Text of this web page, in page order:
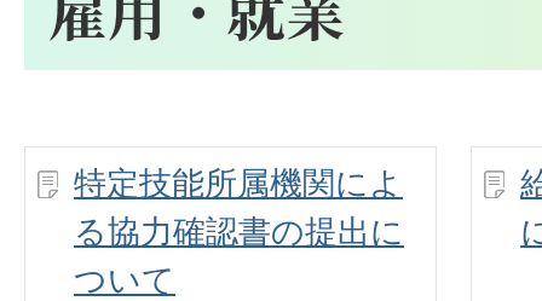
特定技能所属機関によ
る協力確認書の提出に
ついて